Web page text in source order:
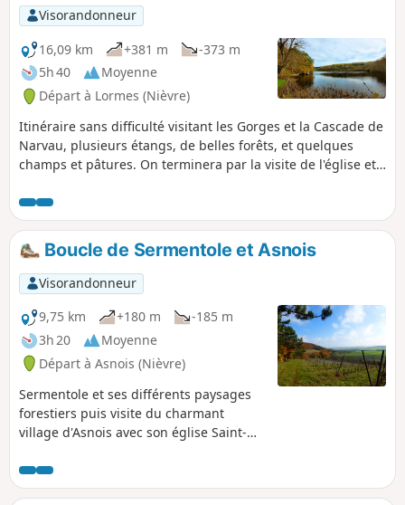
Visorandonneur
16,09 km
+381 m
-373 m
5h 40
Moyenne
Départ à Lormes (Nièvre)
Itinéraire sans difficulté visitant les Gorges et la Cascade de
Narvau, plusieurs étangs, de belles forêts, et quelques
champs et pâtures. On terminera par la visite de l'église et
Alban.Nécessite un bon sens de l’orientation et, si possible,
l’utilisation de la trace gpx.
Boucle de Sermentole et Asnois
Visorandonneur
9,75 km
+180 m
-185 m
3h 20
Moyenne
Départ à Asnois (Nièvre)
Sermentole et ses différents paysages
forestiers puis visite du charmant
village d'Asnois avec son église Saint-
baignade.